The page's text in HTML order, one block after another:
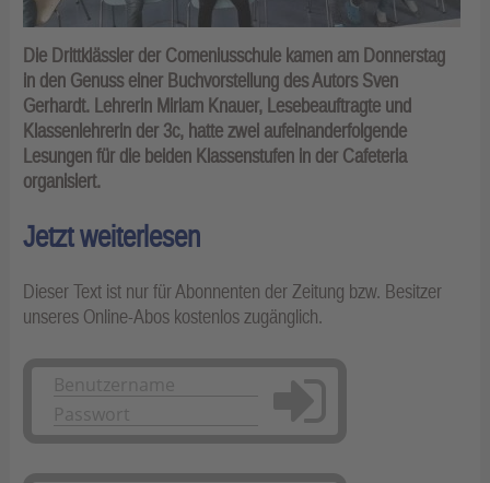
Die Drittklässler der Comeniusschule kamen am Donnerstag
in den Genuss einer Buchvorstellung des Autors Sven
Gerhardt. Lehrerin Miriam Knauer, Lesebeauftragte und
Klassenlehrerin der 3c, hatte zwei aufeinanderfolgende
Lesungen für die beiden Klassenstufen in der Cafeteria
organisiert.
Jetzt weiterlesen
Dieser Text ist nur für Abonnenten der Zeitung bzw. Besitzer
unseres Online-Abos kostenlos zugänglich.
Anmelden